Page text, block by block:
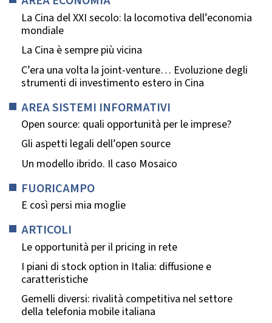
La Cina del XXI secolo: la locomotiva dell’economia
mondiale
La Cina è sempre più vicina
C’era una volta la joint-venture… Evoluzione degli
strumenti di investimento estero in Cina
AREA SISTEMI INFORMATIVI
Open source: quali opportunità per le imprese?
Gli aspetti legali dell’open source
Un modello ibrido. Il caso Mosaico
FUORICAMPO
E così persi mia moglie
ARTICOLI
Le opportunità per il pricing in rete
I piani di stock option in Italia: diffusione e
caratteristiche
Gemelli diversi: rivalità competitiva nel settore
della telefonia mobile italiana